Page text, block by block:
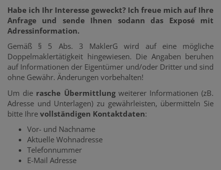
Habe ich Ihr Interesse geweckt? Ich freue mich auf Ihre
Anfrage und sende Ihnen sodann das Exposé mit
Adressinformation.
Gemäß § 5 Abs. 3 MaklerG wird auf eine mögliche
Doppelmaklertätigkeit hingewiesen. Die Angaben beruhen
auf Informationen der Eigentümer und/oder Dritter und sind
ohne Gewähr. Änderungen vorbehalten!
Um die rasche Übermittlungweiterer Informationen (zB.
Adresse und Unterlagen) zu gewährleisten, übermitteln Sie
bitte Ihre vollständigen Kontaktdaten:
Vor- und Nachname
Aktuelle Wohnadresse
Telefonnummer
E-Mail Adresse